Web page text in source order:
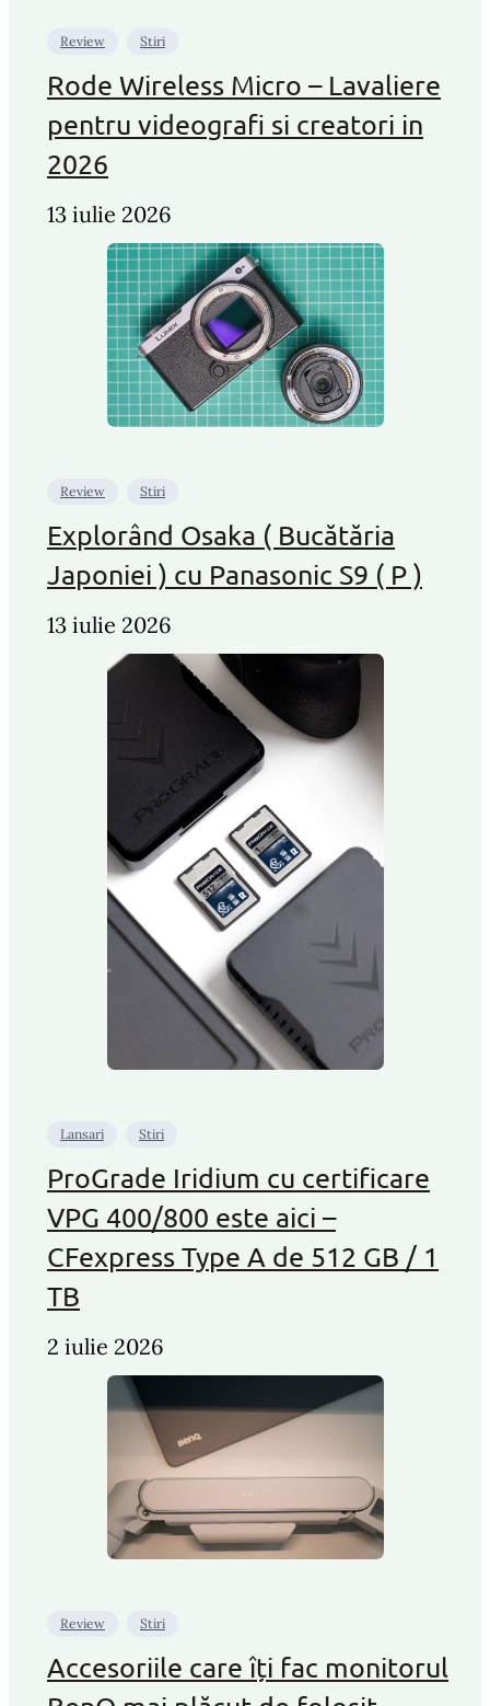
Review Stiri
Rode Wireless Micro – Lavaliere
pentru videografi si creatori in
2026
13 iulie 2026
Review Stiri
Explorând Osaka ( Bucătăria
Japoniei ) cu Panasonic S9 ( P )
13 iulie 2026
Lansari Stiri
ProGrade Iridium cu certificare
VPG 400/800 este aici –
CFexpress Type A de 512 GB / 1
TB
2 iulie 2026
Review Stiri
Accesoriile care îți fac monitorul